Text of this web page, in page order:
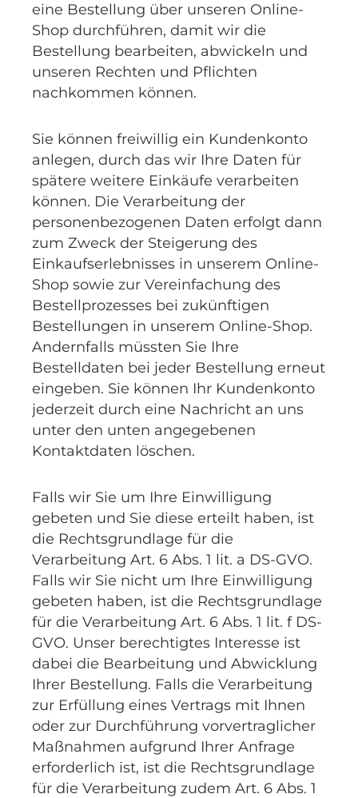
eine Bestellung über unseren Online-
Shop durchführen, damit wir die
Bestellung bearbeiten, abwickeln und
unseren Rechten und Pflichten
nachkommen können.
Sie können freiwillig ein Kundenkonto
anlegen, durch das wir Ihre Daten für
spätere weitere Einkäufe verarbeiten
können. Die Verarbeitung der
personenbezogenen Daten erfolgt dann
zum Zweck der Steigerung des
Einkaufserlebnisses in unserem Online-
Shop sowie zur Vereinfachung des
Bestellprozesses bei zukünftigen
Bestellungen in unserem Online-Shop.
Andernfalls müssten Sie Ihre
Bestelldaten bei jeder Bestellung erneut
eingeben. Sie können Ihr Kundenkonto
jederzeit durch eine Nachricht an uns
unter den unten angegebenen
Kontaktdaten löschen.
Falls wir Sie um Ihre Einwilligung
gebeten und Sie diese erteilt haben, ist
die Rechtsgrundlage für die
Verarbeitung Art. 6 Abs. 1 lit. a DS-GVO.
Falls wir Sie nicht um Ihre Einwilligung
gebeten haben, ist die Rechtsgrundlage
für die Verarbeitung Art. 6 Abs. 1 lit. f DS-
GVO. Unser berechtigtes Interesse ist
dabei die Bearbeitung und Abwicklung
Ihrer Bestellung. Falls die Verarbeitung
zur Erfüllung eines Vertrags mit Ihnen
oder zur Durchführung vorvertraglicher
Maßnahmen aufgrund Ihrer Anfrage
erforderlich ist, ist die Rechtsgrundlage
für die Verarbeitung zudem Art. 6 Abs. 1